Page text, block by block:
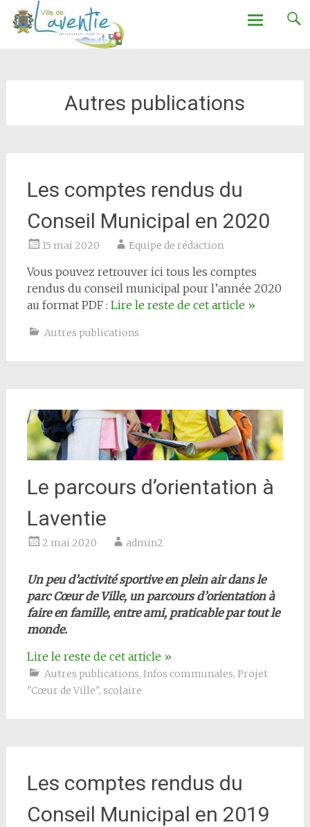
Ville de Laventie
Autres publications
Les comptes rendus du
Conseil Municipal en 2020
15 mai 2020 Equipe de rédaction
Vous pouvez retrouver ici tous les comptes
rendus du conseil municipal pour l’année 2020
au format PDF : Lire le reste de cet article »
Autres publications
Le parcours d’orientation à
Laventie
2 mai 2020 admin2
Un peu d’activité sportive en plein air dans le
parc Cœur de Ville, un parcours d’orientation à
faire en famille, entre ami, praticable par tout le
monde.
Lire le reste de cet article »
Autres publications, Infos communales, Projet
"Cœur de Ville", scolaire
Les comptes rendus du
Conseil Municipal en 2019